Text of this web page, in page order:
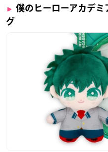
僕のヒーローアカデミ
グ